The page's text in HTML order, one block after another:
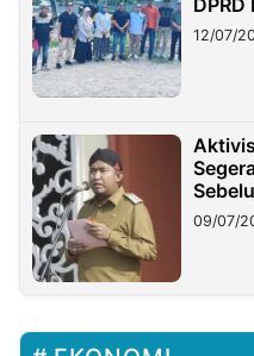
12/07/
09/07/